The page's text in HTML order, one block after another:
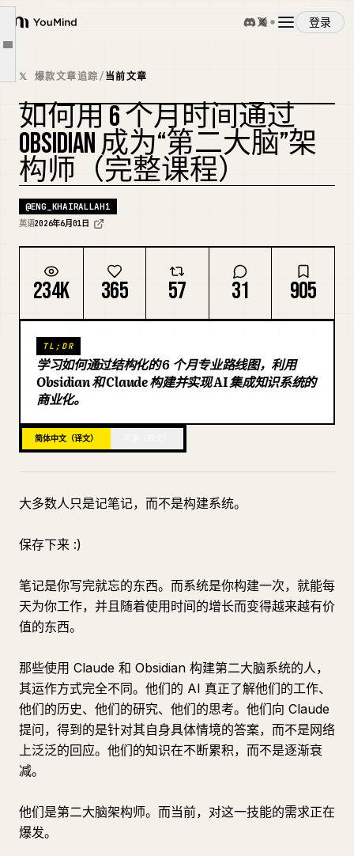
YouMind
登录
概览
使用案例
技能
提示词
下载
博客
更新
文章大纲
第 4 个月：深入背景工程
第 6 个月：专业化
真正的机遇
为什么这个职业道路正在爆发
区分优秀与平庸的第二大脑架构师的三个特质
𝕏 爆款文章追踪/当前文章
复刻封面
如何用 6 个月时间通过
OBSIDIAN 成为“第二大脑”架
构师（完整课程）
@ENG_KHAIRALLAH1
英语2026年6月01日
234K 365 57 31 905
TL;DR
学习如何通过结构化的 6 个月专业路线图，利用
Obsidian 和 Claude 构建并实现 AI 集成知识系统的
商业化。
简体中文（译文）
大多数人只是记笔记，而不是构建系统。
保存下来 :)
笔记是你写完就忘的东西。而系统是你构建一次，就能每
天为你工作，并且随着使用时间的增长而变得越来越有价
值的东西。
那些使用 Claude 和 Obsidian 构建第二大脑系统的人，
其运作方式完全不同。他们的 AI 真正了解他们的工作、
他们的历史、他们的研究、他们的思考。他们向 Claude
提问，得到的是针对其自身具体情境的答案，而不是网络
上泛泛的回应。他们的知识在不断累积，而不是逐渐衰
减。
他们是第二大脑架构师。而当前，对这一技能的需求正在
爆发。